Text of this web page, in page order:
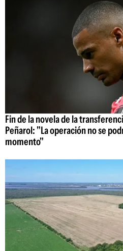
Fin de la novela de la
Peñarol: "La operación no se
momento"